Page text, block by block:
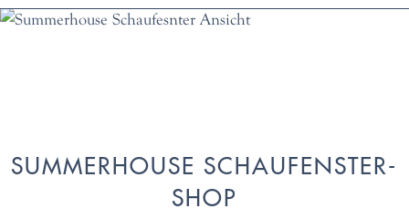
SUMMERHOUSE SCHAUFENSTER-
SHOP